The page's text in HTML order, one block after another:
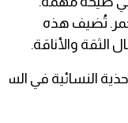
تُضيف هذه
الثقة والأناقة.